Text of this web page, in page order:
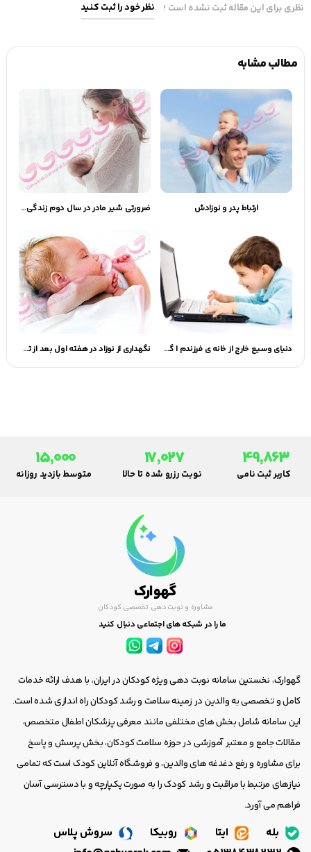
نظری برای این مقاله ثبت نشده است ! نظر خود را ثبت کنید
مطالب مشابه
ارتباط پدر و نوزادش ضرورتی شیر مادر در سال دوم زندگی کودک
دنیای وسیع خارج از خانه ی فرزندم | گهوارک نگهداری از نوزاد در هفته اول بعد از تولد
49,863
کاربر ثبت نامی
17,027
نوبت رزرو شده تا حالا
15,000
متوسط بازدید روزانه
گهوارک
مشاوره و نوبت دهی تخصصی کودکان
ما را در شبکه های اجتماعی دنبال کنید
گهوارک، نخستین سامانه نوبت دهی ویژه کودکان در ایران، با هدف ارائه خدمات
کامل و تخصصی به والدین در زمینه سلامت و رشد کودکان راه اندازی شده است.
این سامانه شامل بخش های مختلفی مانند معرفی پزشکان اطفال متخصص،
مقالات جامع و معتبر آموزشی در حوزه سلامت کودکان، بخش پرسش و پاسخ
برای مشاوره و رفع دغدغه های والدین، و فروشگاه آنلاین کودک است که تمامی
نیازهای مرتبط با مراقبت و رشد کودک را به صورت یکپارچه و با دسترسی آسان
فراهم می آورد.
بله ایتا روبیکا
سروش پلاس